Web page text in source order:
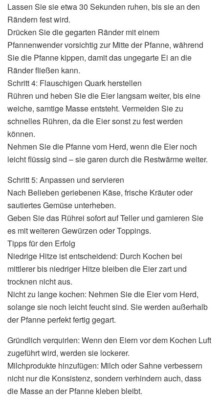
Lassen Sie sie etwa 30 Sekunden ruhen, bis sie an den
Rändern fest wird.
Drücken Sie die gegarten Ränder mit einem
Pfannenwender vorsichtig zur Mitte der Pfanne, während
Sie die Pfanne kippen, damit das ungegarte Ei an die
Ränder fließen kann.
Schritt 4: Flauschigen Quark herstellen
Rühren und heben Sie die Eier langsam weiter, bis eine
weiche, samtige Masse entsteht. Vermeiden Sie zu
schnelles Rühren, da die Eier sonst zu fest werden
können.
Nehmen Sie die Pfanne vom Herd, wenn die Eier noch
leicht flüssig sind – sie garen durch die Restwärme weiter.
Schritt 5: Anpassen und servieren
Nach Belieben geriebenen Käse, frische Kräuter oder
sautiertes Gemüse unterheben.
Geben Sie das Rührei sofort auf Teller und garnieren Sie
es mit weiteren Gewürzen oder Toppings.
Tipps für den Erfolg
Niedrige Hitze ist entscheidend: Durch Kochen bei
mittlerer bis niedriger Hitze bleiben die Eier zart und
trocknen nicht aus.
Nicht zu lange kochen: Nehmen Sie die Eier vom Herd,
solange sie noch leicht feucht sind. Sie werden außerhalb
der Pfanne perfekt fertig gegart.
Gründlich verquirlen: Wenn den Eiern vor dem Kochen Luft
zugeführt wird, werden sie lockerer.
Milchprodukte hinzufügen: Milch oder Sahne verbessern
nicht nur die Konsistenz, sondern verhindern auch, dass
die Masse an der Pfanne kleben bleibt.